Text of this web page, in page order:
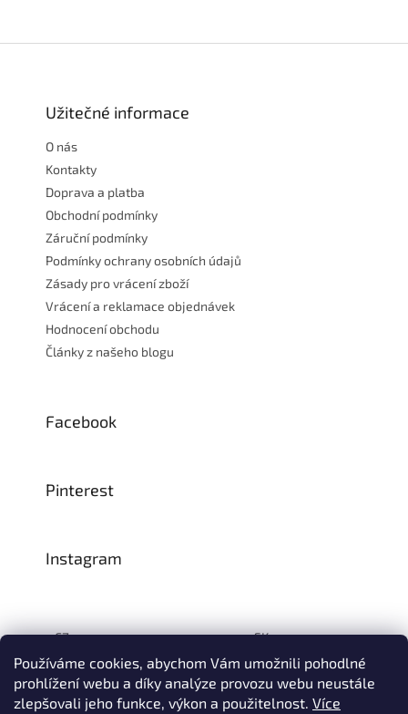
Používáme cookies, abychom Vám umožnili pohodlné
prohlížení webu a díky analýze provozu webu neustále
zlepšovali jeho funkce, výkon a použitelnost. Více
Užitečné informace
O nás
Kontakty
Doprava a platba
Obchodní podmínky
Záruční podmínky
Podmínky ochrany osobních údajů
Zásady pro vrácení zboží
Vrácení a reklamace objednávek
Hodnocení obchodu
Články z našeho blogu
Facebook
Pinterest
Instagram
CZ: SK: